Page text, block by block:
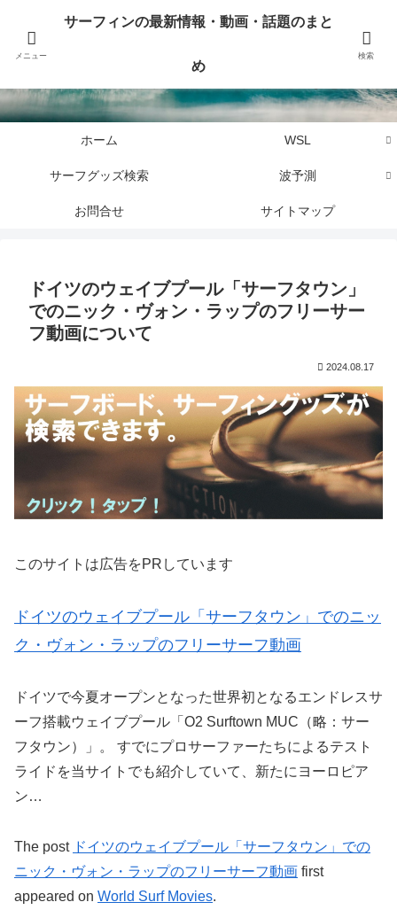
サーフィンに関するニュース・話題や最新情報を写真、画像、動画でまとめて
ホーム WSL
サーフグッズ検索 波予測
お問合せ サイトマップ
ドイツのウェイブプール「サーフタウン」
でのニック・ヴォン・ラップのフリーサー
フ動画について
2024.08.17
このサイトは広告をPRしています
ドイツのウェイブプール「サーフタウン」でのニッ
ク・ヴォン・ラップのフリーサーフ動画
ドイツで今夏オープンとなった世界初となるエンドレスサ
ーフ搭載ウェイブプール「O2 Surftown MUC（略：サー
フタウン）」。 すでにプロサーファーたちによるテスト
ライドを当サイトでも紹介していて、新たにヨーロピア
ン…
The post ドイツのウェイブプール「サーフタウン」での
ニック・ヴォン・ラップのフリーサーフ動画 first
appeared on World Surf Movies.
メニュー
サーフィンの最新情報・動画・話題のまと
め
検索